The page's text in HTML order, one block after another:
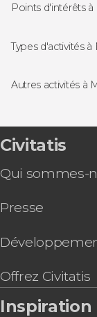
Points d'intérêts à
Théâtre de La
Château des
Types d'activités à
Excursions
Autres activités à
Milan
YesMilano
Billets pour
audioguide
Balade en
Shopping
Balade en
Civitatis
Qui sommes-
Presse
Offrez Civitatis
Inspiration